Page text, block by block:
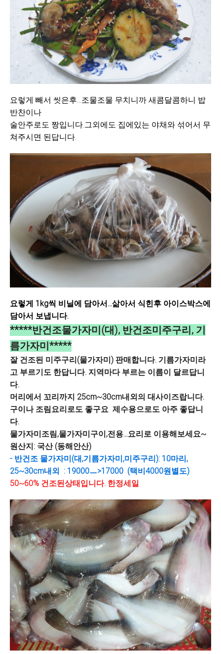
요렇게 빼서 씻은후...조물조물 무치니까 새콤달콤하니 밥
반찬이나
술안주로도 짱입니다.그외에도 집에있는 야채와 섞어서 무
쳐주시면 된답니다.
요렇게 1kg씩 비닐에 담아서...삶아서 식힌후 아이스박스에
담아서 보냅니다.
*****반건조물가자미(대), 반건조미주구리, 기
름가자미*****
잘 건조된 미주구리(물가자미) 판매합니다. 기름가자미라
고 부르기도 한답니다. 지역마다 부르는 이름이 달르답니
다.
머리에서 꼬리까지 25cm~30cm내외의 대사이즈랍니다.
구이나 조림요리로도 좋구요 제수용으로도 아주 좋답니
다.
물가자미조림,물가자미구이,전용...요리로 이용해보세요~
원산지: 국산 (동해안산)
- 반건조 물가자미(대,기름가자미,미주구리): 10마리,
25~30cm내외 : 19000ㅡ>17000 (택비4000원별도)
50~60% 건조된상태입니다. 한정세일